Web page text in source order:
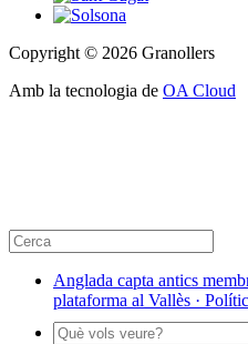
Copyright © 2026 Granollers
Amb la tecnologia de OA Cloud
Anglada capta antics
plataforma al Vallès ·